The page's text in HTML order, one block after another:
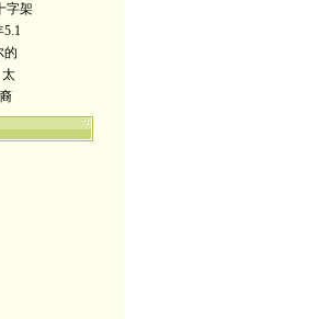
字架
5.1
的
太